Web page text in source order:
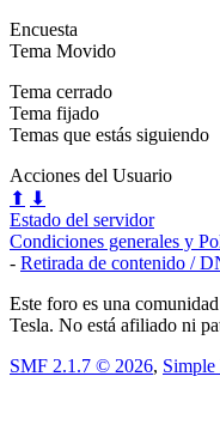
Encuesta
Tema Movido
Tema cerrado
Tema fijado
Temas que estás siguiendo
Acciones del Usuario
⬆ ⬇
Estado del servidor
Condiciones generales y
- Retirada de contenido /
Este foro es una
Tesla. No está afiliado ni
SMF 2.1.7 © 2026, Simple